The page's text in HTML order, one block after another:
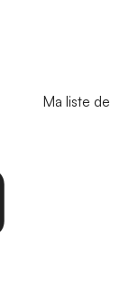
Ma liste de